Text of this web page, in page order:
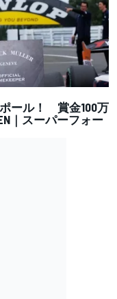
ール！ 賞金100万
｜スーパーフォー